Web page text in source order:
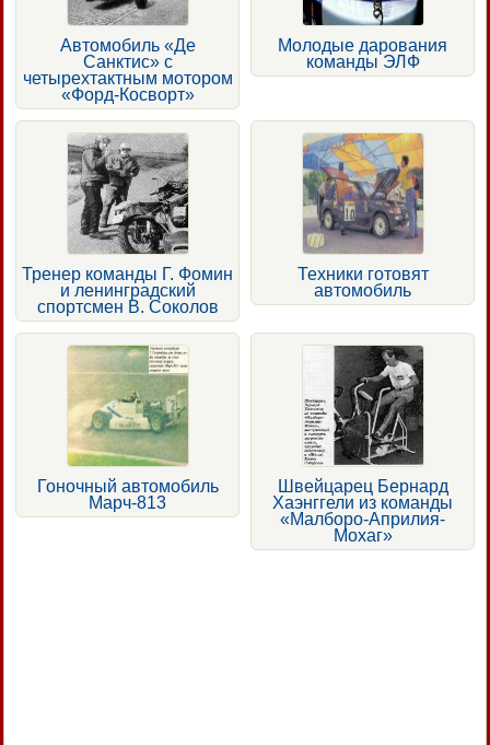
Автомобиль «Де
Санктис» с
четырехтактным мотором
«Форд-Косворт»
Молодые дарования
команды ЭЛФ
Тренер команды Г. Фомин
и ленинградский
спортсмен В. Соколов
Техники готовят
автомобиль
Гоночный автомобиль
Марч-813
Швейцарец Бернард
Хаэнггели из команды
«Малборо-Априлия-
Мохаг»